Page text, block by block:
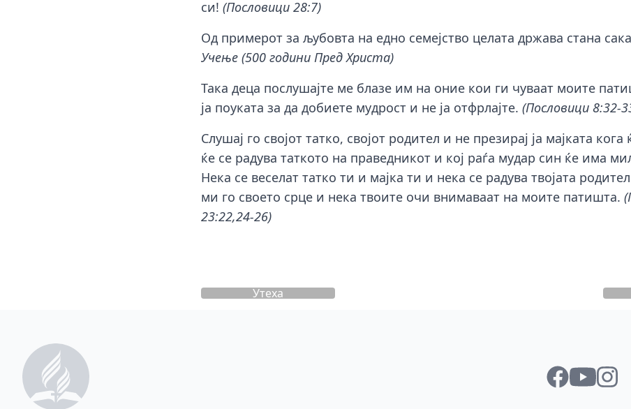
си! (Пословици 28:7)
Од примерот за љубовта на едно семејство целата држава стана
Учење (500 години Пред Христа)
Така деца послушајте ме блазе им на оние кои ги чуваат моите
ја поуката за да добиете мудрост и не ја отфрлајте. (Пословици 8:32-
Слушај го својот татко, својот родител и не презирај ја мајката
ќе се радува таткото на праведникот и кој раѓа мудар син ќе има
Нека се веселат татко ти и мајка ти и нека се радува твојата
ми го своето срце и нека твоите очи внимаваат на моите патишта.
23:22,24-26)
Утеха